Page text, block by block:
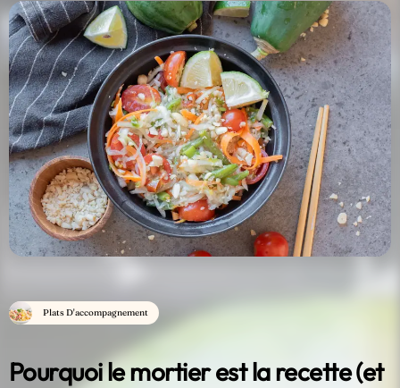
Plats D'accompagnement
Pourquoi le mortier est la recette (et